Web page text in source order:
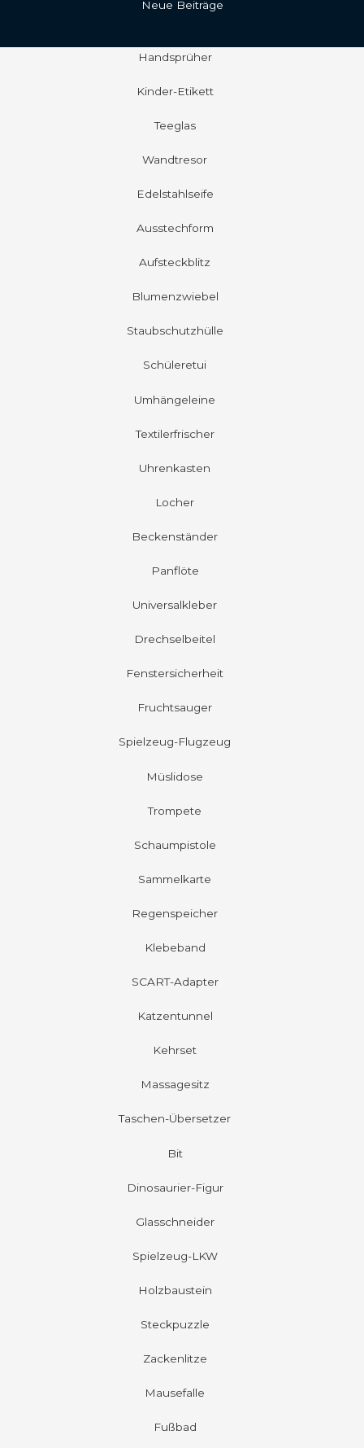
Neue Beiträge
Handsprüher
Kinder-Etikett
Teeglas
Wandtresor
Edelstahlseife
Ausstechform
Aufsteckblitz
Blumenzwiebel
Staubschutzhülle
Schüleretui
Umhängeleine
Textilerfrischer
Uhrenkasten
Locher
Beckenständer
Panflöte
Universalkleber
Drechselbeitel
Fenstersicherheit
Fruchtsauger
Spielzeug-Flugzeug
Müslidose
Trompete
Schaumpistole
Sammelkarte
Regenspeicher
Klebeband
SCART-Adapter
Katzentunnel
Kehrset
Massagesitz
Taschen-Übersetzer
Bit
Dinosaurier-Figur
Glasschneider
Spielzeug-LKW
Holzbaustein
Steckpuzzle
Zackenlitze
Mausefalle
Fußbad